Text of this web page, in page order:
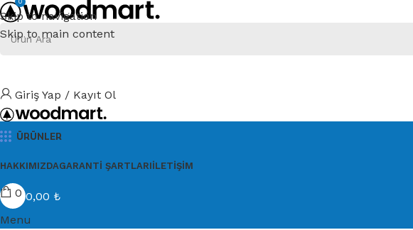
Skip to navigation
Skip to main content
Giriş Yap / Kayıt Ol
ÜRÜNLER
HAKKIMIZDAGARANTI ŞARTLARIİLETIŞIM
0 0,00 ₺
Menu
0